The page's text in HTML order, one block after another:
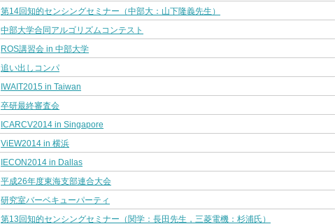
第14回知的センシングセミナー（中部大：山下隆義先生）
中部大学合同アルゴリズムコンテスト
ROS講習会 in 中部大学
追い出しコンパ
IWAIT2015 in Taiwan
卒研最終審査会
ICARCV2014 in Singapore
ViEW2014 in 横浜
IECON2014 in Dallas
平成26年度東海支部連合大会
研究室バーベキューパーティ
第13回知的センシングセミナー（関学：長田先生，三菱電機：杉浦氏）